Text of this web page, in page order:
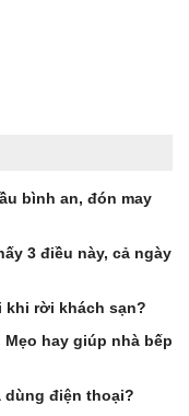
bình an, đón may
3 điều này, cả ngày
khi rời khách sạn?
hay giúp nhà bếp
dùng điện thoại?